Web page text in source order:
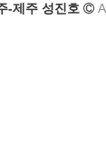
-제주 성진호